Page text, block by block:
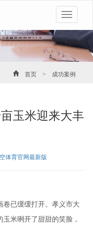
Toggle
首页 > 成功案例
玉米迎来大丰
体育官网最新版
已缓缓打开。孝义市大
米咧开了甜甜的笑脸，